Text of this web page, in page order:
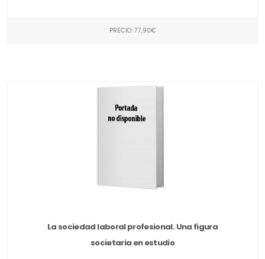
PRECIO: 77,90€
La sociedad laboral profesional. Una figura
societaria en estudio